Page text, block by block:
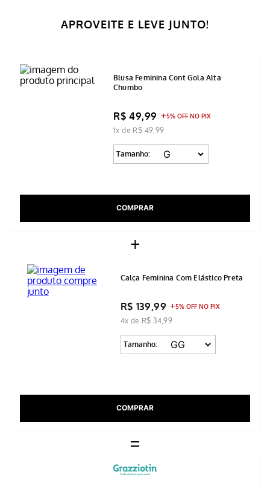
APROVEITE E LEVE JUNTO!
Blusa Feminina Cont Gola Alta
Chumbo
R$ 49,99 5% OFF NO PIX
1x de R$ 49,99
Tamanho:
COMPRAR
+
Calça Feminina Com Elástico Preta
R$ 139,99 5% OFF NO PIX
4x de R$ 34,99
Tamanho:
COMPRAR
=